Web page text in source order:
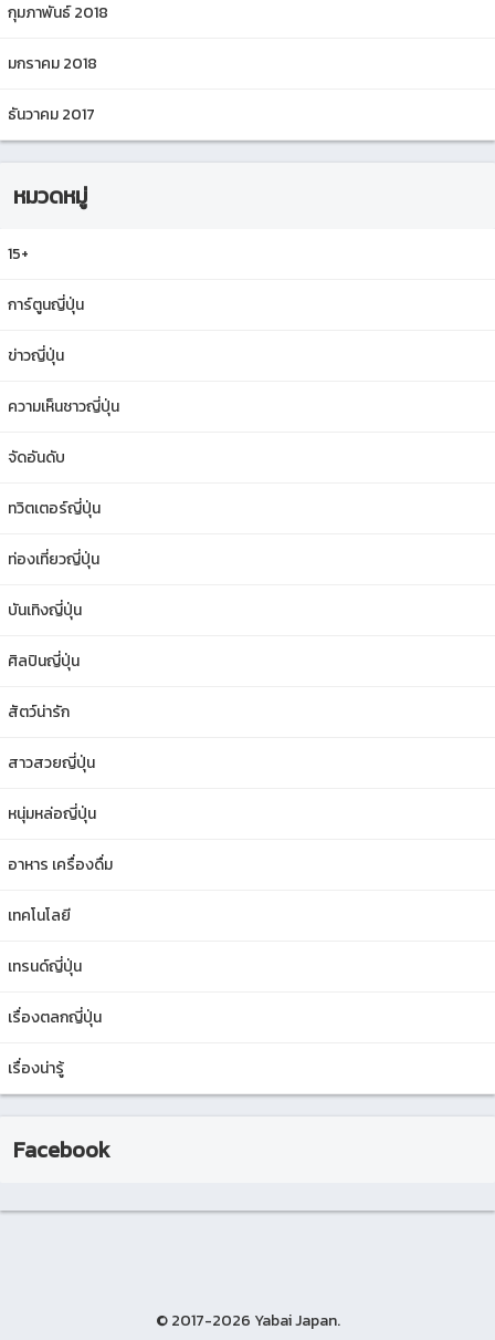
กุมภาพันธ์ 2018
มกราคม 2018
ธันวาคม 2017
หมวดหมู่
15+
การ์ตูนญี่ปุ่น
ข่าวญี่ปุ่น
ความเห็นชาวญี่ปุ่น
จัดอันดับ
ทวิตเตอร์ญี่ปุ่น
ท่องเที่ยวญี่ปุ่น
บันเทิงญี่ปุ่น
ศิลปินญี่ปุ่น
สัตว์น่ารัก
สาวสวยญี่ปุ่น
หนุ่มหล่อญี่ปุ่น
อาหาร เครื่องดื่ม
เทคโนโลยี
เทรนด์ญี่ปุ่น
เรื่องตลกญี่ปุ่น
เรื่องน่ารู้
Facebook
© 2017-2026 Yabai Japan.